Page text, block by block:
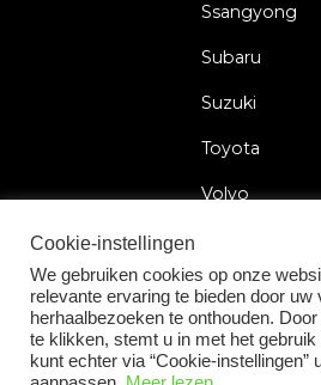
Ssangyong
Subaru
Suzuki
Toyota
Volvo
2026 © Car Lock
Cookie-instellingen
We gebruiken cookies op onze
relevante ervaring te bieden door uw
herhaalbezoeken te onthouden.
te klikken, stemt u in met het
kunt echter via “Cookie-instellingen”